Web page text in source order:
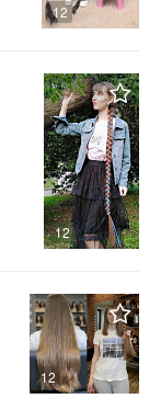
12
12
12